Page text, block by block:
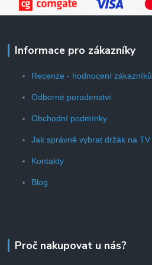
Informace pro zákazníky
Recenze - hodnocení zákazníků
Odborné poradenství
Obchodní podmínky
Jak správně vybrat držák na TV
Kontakty
Blog
Proč nakupovat u nás?